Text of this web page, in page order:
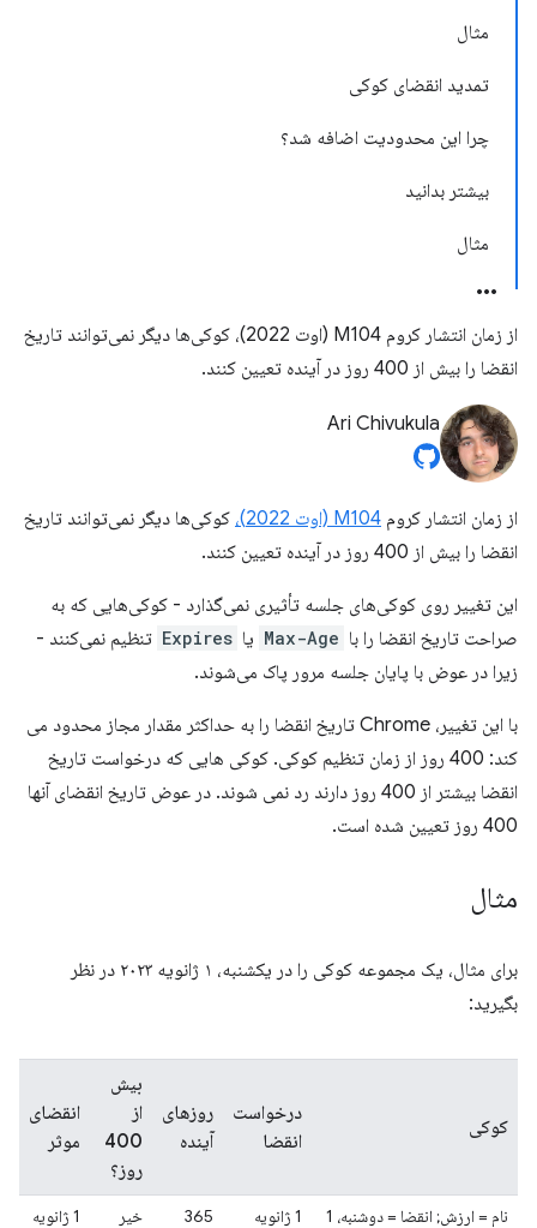
مثال
تمدید انقضای کوکی
چرا این محدودیت اضافه شد؟
بیشتر بدانید
مثال
از زمان انتشار کروم M104 (اوت 2022)، کوکی‌ها دیگر نمی‌توانند تاریخ
انقضا را بیش از 400 روز در آینده تعیین کنند.
Ari Chivukula
از زمان انتشار کروم M104 (اوت 2022)،
کوکی‌ها دیگر نمی‌توانند تاریخ
انقضا را بیش از 400 روز در آینده تعیین کنند.
این تغییر روی کوکی‌های جلسه تأثیری نمی‌گذارد - کوکی‌هایی که به
صراحت تاریخ انقضا را با Max-Age یا Expires تنظیم نمی‌کنند -
زیرا در عوض با پایان جلسه مرور پاک می‌شوند.
با این تغییر، Chrome تاریخ انقضا را به حداکثر مقدار مجاز محدود می
کند: 400 روز از زمان تنظیم کوکی. کوکی هایی که درخواست تاریخ
انقضا بیشتر از 400 روز دارند رد نمی شوند. در عوض تاریخ انقضای آنها
400 روز تعیین شده است.
مثال
برای مثال، یک مجموعه کوکی را در یکشنبه، ۱ ژانویه ۲۰۲۳ در نظر
بگیرید:
کوکی
درخواست
انقضا
روزهای
آینده
بیش
از
400
روز؟
انقضای
موثر
نام = ارزش; انقضا = دوشنبه، 1
1 ژانویه
365 خیر
1 ژانویه